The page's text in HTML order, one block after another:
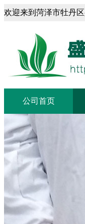
欢迎来到菏泽市牡丹
菏泽市
公司首页